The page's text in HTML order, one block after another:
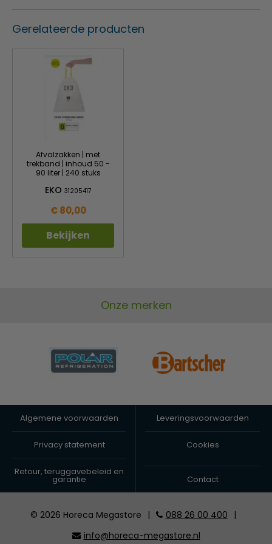
Gerelateerde producten
Afvalzakken | met
trekband | inhoud 50 -
90 liter | 240 stuks
EKO 31205417
€ 80,00
Bekijken
Onze merken
Algemene voorwaarden Leveringsvoorwaarden
Privacy statement Cookies
Retour, teruggavebeleid en
garantie Contact
© 2026 Horeca Megastore | 088 26 00 400
|
info@horeca-megastore.nl